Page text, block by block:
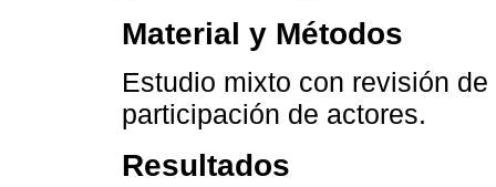
Material y Métodos
Estudio mixto con revisión
participación de actores.
Resultados